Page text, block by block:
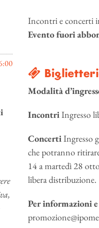
Incontri e concerti
Evento fuori
Modalità
IncontriIngresso
ConcertiIngresso
che potranno
14 a martedì 28
libera distribuzione.
Per informazioni